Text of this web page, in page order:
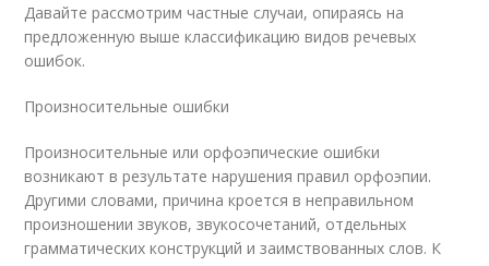
Давайте рассмотрим частные случаи, опираясь на
предложенную выше классификацию видов речевых
ошибок.
Произносительные ошибки
Произносительные или орфоэпические ошибки
возникают в результате нарушения правил орфоэпии.
Другими словами, причина кроется в неправильном
произношении звуков, звукосочетаний, отдельных
грамматических конструкций и заимствованных слов. К